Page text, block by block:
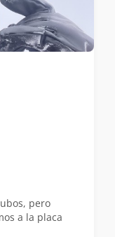
pero
a la placa